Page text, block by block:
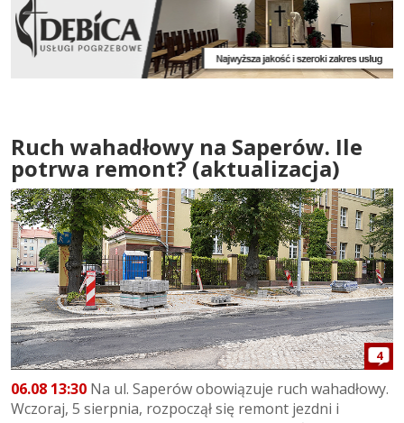
Ruch wahadłowy na Saperów. Ile
potrwa remont? (aktualizacja)
4
06.08 13:30 Na ul. Saperów obowiązuje ruch wahadłowy.
Wczoraj, 5 sierpnia, rozpoczął się remont jezdni i